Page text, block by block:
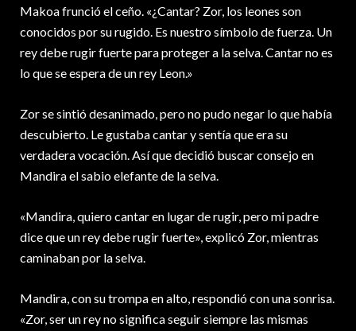
Makoa frunció el ceño. «¿Cantar? Zor, los leones son
conocidos por su rugido. Es nuestro símbolo de fuerza. Un
rey debe rugir fuerte para proteger a la selva. Cantar no es
lo que se espera de un rey Leon.»
Zor se sintió desanimado, pero no pudo negar lo que había
descubierto. Le gustaba cantar y sentía que era su
verdadera vocación. Así que decidió buscar consejo en
Mandira el sabio elefante de la selva.
«Mandira, quiero cantar en lugar de rugir, pero mi padre
dice que un rey debe rugir fuerte», explicó Zor, mientras
caminaban por la selva.
Mandira, con su trompa en alto, respondió con una sonrisa.
«Zor, ser un rey no significa seguir siempre las mismas